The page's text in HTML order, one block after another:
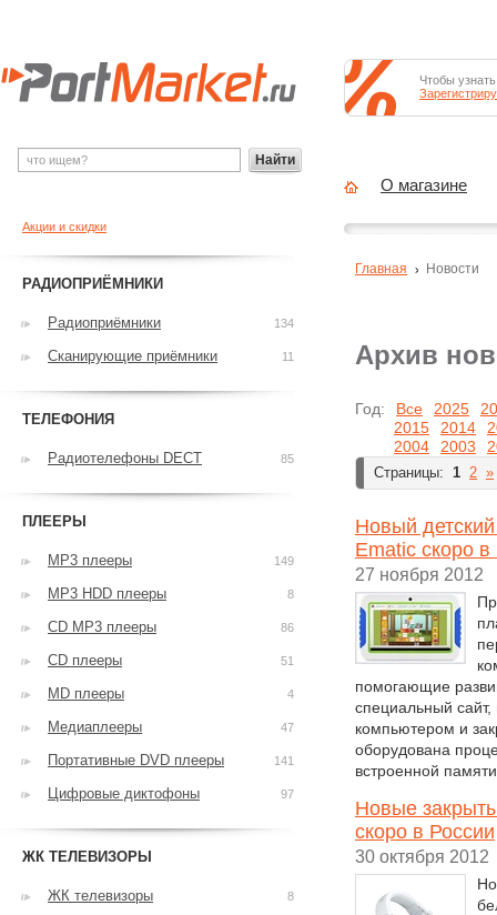
Архив
Год: Все 2025
2015
2014
2004
2003
Страницы: 1 2 »
Новый
Ematic скоро в
27 ноября 2012
помогающие
специальный
компьютером и
оборудована
встроенной
Новые
скоро в России
30 октября 2012
Главная Новости
Акции и скидки
РАДИОПРИЁМНИКИ
Радиоприёмники 134
Сканирующие приёмники 11
ТЕЛЕФОНИЯ
Радиотелефоны DECT 85
ПЛЕЕРЫ
MP3 плееры 149
MP3 HDD плееры 8
CD MP3 плееры 86
CD плееры 51
MD плееры 4
Медиаплееры 47
Портативные DVD плееры 141
Цифровые диктофоны 97
ЖК ТЕЛЕВИЗОРЫ
ЖК телевизоры 8
Найти
Чтобы
О магазине